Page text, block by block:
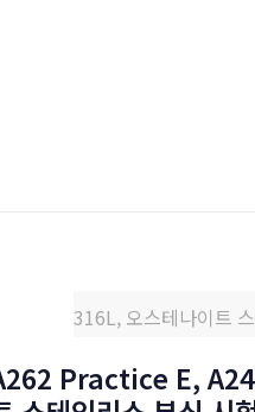
316L, 오스테나이트
Practice E,